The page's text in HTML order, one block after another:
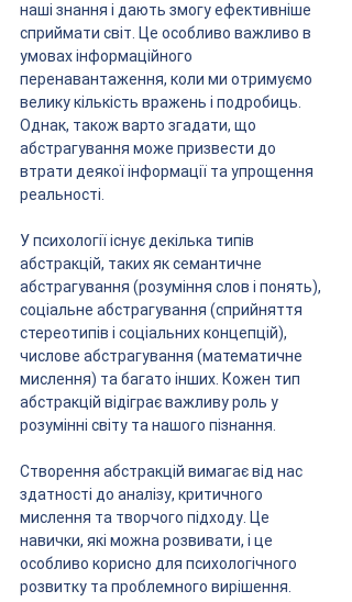
наші знання і дають змогу ефективніше
сприймати світ. Це особливо важливо в
умовах інформаційного
перенавантаження, коли ми отримуємо
велику кількість вражень і подробиць.
Однак, також варто згадати, що
абстрагування може призвести до
втрати деякої інформації та упрощення
реальності.
У психології існує декілька типів
абстракцій, таких як семантичне
абстрагування (розуміння слов і понять),
соціальне абстрагування (сприйняття
стереотипів і соціальних концепцій),
числове абстрагування (математичне
мислення) та багато інших. Кожен тип
абстракцій відіграє важливу роль у
розумінні світу та нашого пізнання.
Створення абстракцій вимагає від нас
здатності до аналізу, критичного
мислення та творчого підходу. Це
навички, які можна розвивати, і це
особливо корисно для психологічного
розвитку та проблемного вирішення.